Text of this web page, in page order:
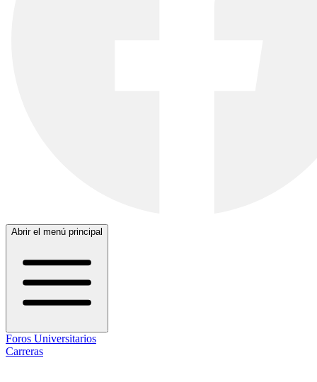
Abrir el menú principal
Foros Universitarios
Carreras